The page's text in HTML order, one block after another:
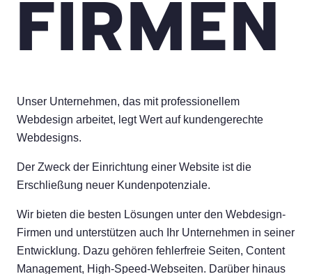
FIRMEN
Unser Unternehmen, das mit professionellem
Webdesign arbeitet, legt Wert auf kundengerechte
Webdesigns.
Der Zweck der Einrichtung einer Website ist die
Erschließung neuer Kundenpotenziale.
Wir bieten die besten Lösungen unter den Webdesign-
Firmen und unterstützen auch Ihr Unternehmen in seiner
Entwicklung. Dazu gehören fehlerfreie Seiten, Content
Management, High-Speed-Webseiten. Darüber hinaus